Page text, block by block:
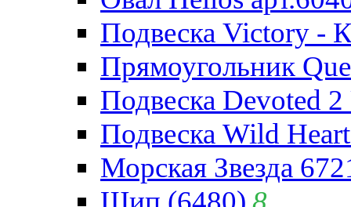
Подвеска Victory -
Прямоугольник
Подвеска Devoted
Подвеска Wild
Морская Звезда